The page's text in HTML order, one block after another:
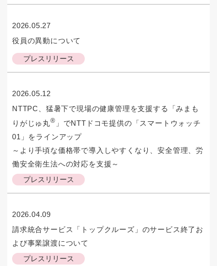
2026.05.27
プレスリリース
役員の異動について
2026.05.12
プレスリリース
NTTPC、猛暑下で現場の健康管理を支援する「みまも
りがじゅ丸® 」でNTTドコモ提供の「スマートウォッチ
01」をラインアップ
～より手頃な価格帯で導入しやすくなり、安全管理、労
働安全衛生法への対応を支援～
2026.04.09
プレスリリース
請求統合サービス「トップクルーズ」のサービス終了お
よび事業譲渡について